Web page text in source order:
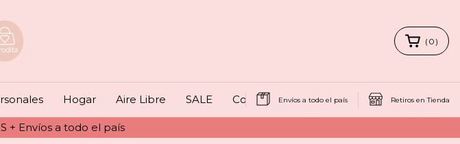
+ Envíos a todo el país
( 0 )
Hogar Aire Libre SALE ContactoEnvíos a todo el país Retiros en Tienda